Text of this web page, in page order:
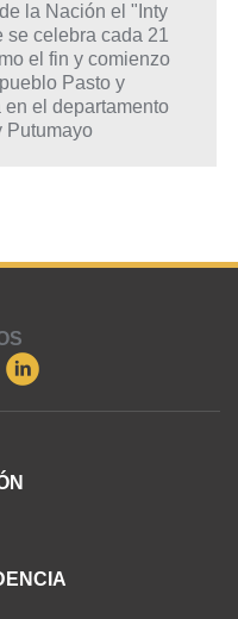
la Nación el "Inty
se celebra cada 21
el fin y comienzo
Pasto y
el departamento
Putumayo